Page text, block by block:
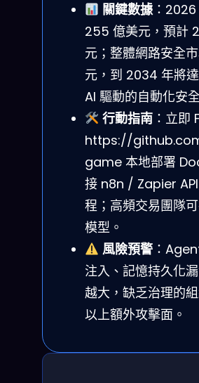
關鍵數據：2026
255 億美元，預計
元；整體網路安全
元，到 2034 年將
AI 驅動的自動化安
行動指南：立即
https://
game 本地部署
接 n8n / Zapier
程；高頻交易團隊
模型。
風險預警：
注入、記憶持久化
越大，缺乏治理的
以上額外攻擊面。